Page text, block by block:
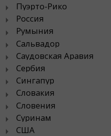
Пуэрто-Рико
Россия
Румыния
Сальвадор
Саудовская Аравия
Сербия
Сингапур
Словакия
Словения
Суринам
США